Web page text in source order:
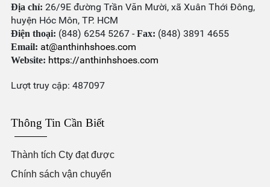
Địa chỉ: 26/9E đường Trần Văn Mười, xã Xuân Thới Đông,
huyện Hóc Môn, TP. HCM
Điện thoại: (848) 6254 5267 -Fax: (848) 3891 4655
Email: at@anthinhshoes.com
Website: https://anthinhshoes.com
Lượt truy cập: 487097
Thông Tin Cần Biết
Thành tích Cty đạt được
Chính sách vận chuyển